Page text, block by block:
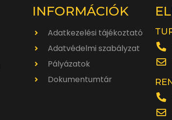
INFORMÁCIÓK
Adatkezelési tájékoztató
Adatvédelmi szabályzat
Pályázatok
Dokumentumtár